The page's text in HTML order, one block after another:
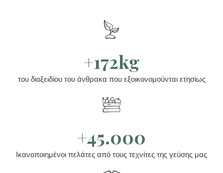
+172kg
του διοξειδίου του άνθρακα που εξοικονομούνται ετησίως
+45.000
Ικανοποιημένοι πελάτες από τους τεχνίτες της γεύσης μας